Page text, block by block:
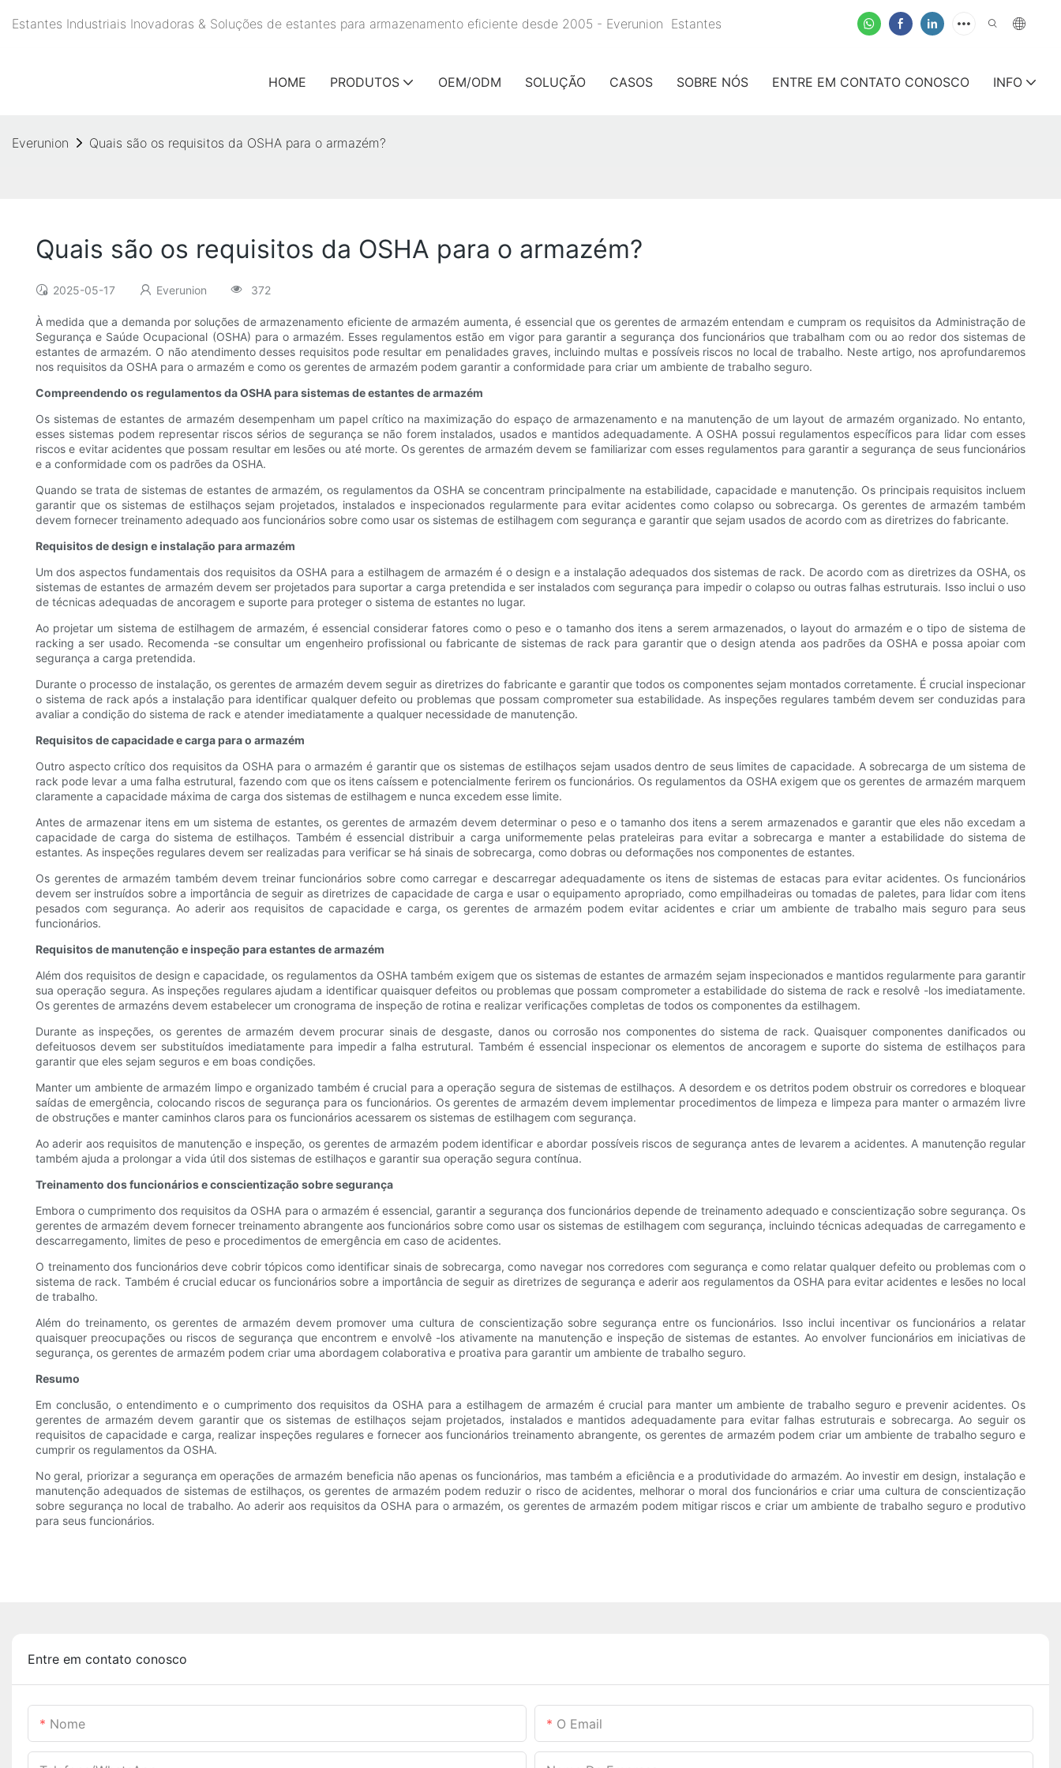
Estantes Industriais Inovadoras & Soluções de estantes para armazenamento eficiente desde 2005 - Everunion Estantes
HOME PRODUTOS OEM/ODM SOLUÇÃO CASOS SOBRE NÓS ENTRE EM CONTATO CONOSCO INFO
Everunion Quais são os requisitos da OSHA para o armazém?
Quais são os requisitos da OSHA para o armazém?
2025-05-17 Everunion 372
À medida que a demanda por soluções de armazenamento eficiente de armazém aumenta, é essencial que os gerentes de armazém entendam e cumpram os requisitos da Administração de
Segurança e Saúde Ocupacional (OSHA) para o armazém. Esses regulamentos estão em vigor para garantir a segurança dos funcionários que trabalham com ou ao redor dos sistemas de
estantes de armazém. O não atendimento desses requisitos pode resultar em penalidades graves, incluindo multas e possíveis riscos no local de trabalho. Neste artigo, nos aprofundaremos
nos requisitos da OSHA para o armazém e como os gerentes de armazém podem garantir a conformidade para criar um ambiente de trabalho seguro.
Compreendendo os regulamentos da OSHA para sistemas de estantes de armazém
Os sistemas de estantes de armazém desempenham um papel crítico na maximização do espaço de armazenamento e na manutenção de um layout de armazém organizado. No entanto,
esses sistemas podem representar riscos sérios de segurança se não forem instalados, usados ​​e mantidos adequadamente. A OSHA possui regulamentos específicos para lidar com esses
riscos e evitar acidentes que possam resultar em lesões ou até morte. Os gerentes de armazém devem se familiarizar com esses regulamentos para garantir a segurança de seus funcionários
e a conformidade com os padrões da OSHA.
Quando se trata de sistemas de estantes de armazém, os regulamentos da OSHA se concentram principalmente na estabilidade, capacidade e manutenção. Os principais requisitos incluem
garantir que os sistemas de estilhaços sejam projetados, instalados e inspecionados regularmente para evitar acidentes como colapso ou sobrecarga. Os gerentes de armazém também
devem fornecer treinamento adequado aos funcionários sobre como usar os sistemas de estilhagem com segurança e garantir que sejam usados ​​de acordo com as diretrizes do fabricante.
Requisitos de design e instalação para armazém
Um dos aspectos fundamentais dos requisitos da OSHA para a estilhagem de armazém é o design e a instalação adequados dos sistemas de rack. De acordo com as diretrizes da OSHA, os
sistemas de estantes de armazém devem ser projetados para suportar a carga pretendida e ser instalados com segurança para impedir o colapso ou outras falhas estruturais. Isso inclui o uso
de técnicas adequadas de ancoragem e suporte para proteger o sistema de estantes no lugar.
Ao projetar um sistema de estilhagem de armazém, é essencial considerar fatores como o peso e o tamanho dos itens a serem armazenados, o layout do armazém e o tipo de sistema de
racking a ser usado. Recomenda -se consultar um engenheiro profissional ou fabricante de sistemas de rack para garantir que o design atenda aos padrões da OSHA e possa apoiar com
segurança a carga pretendida.
Durante o processo de instalação, os gerentes de armazém devem seguir as diretrizes do fabricante e garantir que todos os componentes sejam montados corretamente. É crucial inspecionar
o sistema de rack após a instalação para identificar qualquer defeito ou problemas que possam comprometer sua estabilidade. As inspeções regulares também devem ser conduzidas para
avaliar a condição do sistema de rack e atender imediatamente a qualquer necessidade de manutenção.
Requisitos de capacidade e carga para o armazém
Outro aspecto crítico dos requisitos da OSHA para o armazém é garantir que os sistemas de estilhaços sejam usados ​​dentro de seus limites de capacidade. A sobrecarga de um sistema de
rack pode levar a uma falha estrutural, fazendo com que os itens caíssem e potencialmente ferirem os funcionários. Os regulamentos da OSHA exigem que os gerentes de armazém marquem
claramente a capacidade máxima de carga dos sistemas de estilhagem e nunca excedem esse limite.
Antes de armazenar itens em um sistema de estantes, os gerentes de armazém devem determinar o peso e o tamanho dos itens a serem armazenados e garantir que eles não excedam a
capacidade de carga do sistema de estilhaços. Também é essencial distribuir a carga uniformemente pelas prateleiras para evitar a sobrecarga e manter a estabilidade do sistema de
estantes. As inspeções regulares devem ser realizadas para verificar se há sinais de sobrecarga, como dobras ou deformações nos componentes de estantes.
Os gerentes de armazém também devem treinar funcionários sobre como carregar e descarregar adequadamente os itens de sistemas de estacas para evitar acidentes. Os funcionários
devem ser instruídos sobre a importância de seguir as diretrizes de capacidade de carga e usar o equipamento apropriado, como empilhadeiras ou tomadas de paletes, para lidar com itens
pesados ​​com segurança. Ao aderir aos requisitos de capacidade e carga, os gerentes de armazém podem evitar acidentes e criar um ambiente de trabalho mais seguro para seus
funcionários.
Requisitos de manutenção e inspeção para estantes de armazém
Além dos requisitos de design e capacidade, os regulamentos da OSHA também exigem que os sistemas de estantes de armazém sejam inspecionados e mantidos regularmente para garantir
sua operação segura. As inspeções regulares ajudam a identificar quaisquer defeitos ou problemas que possam comprometer a estabilidade do sistema de rack e resolvê -los imediatamente.
Os gerentes de armazéns devem estabelecer um cronograma de inspeção de rotina e realizar verificações completas de todos os componentes da estilhagem.
Durante as inspeções, os gerentes de armazém devem procurar sinais de desgaste, danos ou corrosão nos componentes do sistema de rack. Quaisquer componentes danificados ou
defeituosos devem ser substituídos imediatamente para impedir a falha estrutural. Também é essencial inspecionar os elementos de ancoragem e suporte do sistema de estilhaços para
garantir que eles sejam seguros e em boas condições.
Manter um ambiente de armazém limpo e organizado também é crucial para a operação segura de sistemas de estilhaços. A desordem e os detritos podem obstruir os corredores e bloquear
saídas de emergência, colocando riscos de segurança para os funcionários. Os gerentes de armazém devem implementar procedimentos de limpeza e limpeza para manter o armazém livre
de obstruções e manter caminhos claros para os funcionários acessarem os sistemas de estilhagem com segurança.
Ao aderir aos requisitos de manutenção e inspeção, os gerentes de armazém podem identificar e abordar possíveis riscos de segurança antes de levarem a acidentes. A manutenção regular
também ajuda a prolongar a vida útil dos sistemas de estilhaços e garantir sua operação segura contínua.
Treinamento dos funcionários e conscientização sobre segurança
Embora o cumprimento dos requisitos da OSHA para o armazém é essencial, garantir a segurança dos funcionários depende de treinamento adequado e conscientização sobre segurança. Os
gerentes de armazém devem fornecer treinamento abrangente aos funcionários sobre como usar os sistemas de estilhagem com segurança, incluindo técnicas adequadas de carregamento e
descarregamento, limites de peso e procedimentos de emergência em caso de acidentes.
O treinamento dos funcionários deve cobrir tópicos como identificar sinais de sobrecarga, como navegar nos corredores com segurança e como relatar qualquer defeito ou problemas com o
sistema de rack. Também é crucial educar os funcionários sobre a importância de seguir as diretrizes de segurança e aderir aos regulamentos da OSHA para evitar acidentes e lesões no local
de trabalho.
Além do treinamento, os gerentes de armazém devem promover uma cultura de conscientização sobre segurança entre os funcionários. Isso inclui incentivar os funcionários a relatar
quaisquer preocupações ou riscos de segurança que encontrem e envolvê -los ativamente na manutenção e inspeção de sistemas de estantes. Ao envolver funcionários em iniciativas de
segurança, os gerentes de armazém podem criar uma abordagem colaborativa e proativa para garantir um ambiente de trabalho seguro.
Resumo
Em conclusão, o entendimento e o cumprimento dos requisitos da OSHA para a estilhagem de armazém é crucial para manter um ambiente de trabalho seguro e prevenir acidentes. Os
gerentes de armazém devem garantir que os sistemas de estilhaços sejam projetados, instalados e mantidos adequadamente para evitar falhas estruturais e sobrecarga. Ao seguir os
requisitos de capacidade e carga, realizar inspeções regulares e fornecer aos funcionários treinamento abrangente, os gerentes de armazém podem criar um ambiente de trabalho seguro e
cumprir os regulamentos da OSHA.
No geral, priorizar a segurança em operações de armazém beneficia não apenas os funcionários, mas também a eficiência e a produtividade do armazém. Ao investir em design, instalação e
manutenção adequados de sistemas de estilhaços, os gerentes de armazém podem reduzir o risco de acidentes, melhorar o moral dos funcionários e criar uma cultura de conscientização
sobre segurança no local de trabalho. Ao aderir aos requisitos da OSHA para o armazém, os gerentes de armazém podem mitigar riscos e criar um ambiente de trabalho seguro e produtivo
para seus funcionários.
Entre em contato conosco
Nome O Email